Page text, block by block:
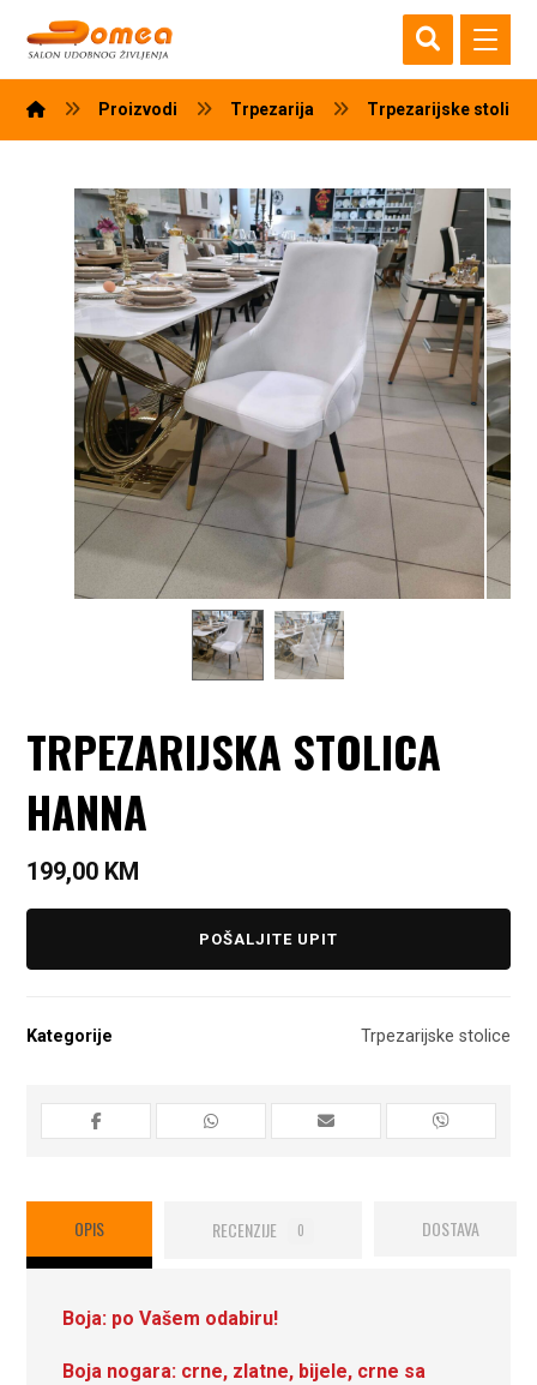
Proizvodi Trpezarija Trpezarijske stolice
TRPEZARIJSKA STOLICA
HANNA
199,00 KM
POŠALJITE UPIT
Kategorije Trpezarijske stolice
OPIS RECENZIJE 0 DOSTAVA
Boja: po Vašem odabiru!
Boja nogara: crne, zlatne, bijele, crne sa